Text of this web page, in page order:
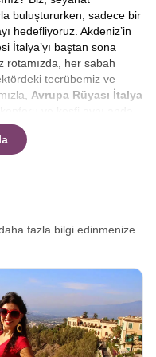
buluştururken, sadece bir
hedefliyoruz. Akdeniz’in
İtalya’yı baştan sona
rotamızda, her sabah
tecrübemiz ve
Avrupa Rüyası İtalya
ucundan topuğuna değil,
bize katılın ve sınırların
solumanız için
gizli kalmış sokakları
Roma dondurması
size sadece turistik
o meşhur dolce
turu nedir, En iyi İtalya
takılabilir. Tüm cevapları
fazla bilgi edinmenize